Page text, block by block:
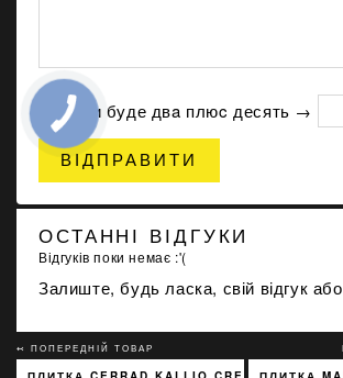
Скільки буде двa плюc десять →
ВІДПРАВИТИ
ОСТАННІ ВІДГУКИ
Відгуків поки немає :'(
Залиште, будь ласка, свій відгук
↢ ПОПЕРЕДНІЙ ТОВАР